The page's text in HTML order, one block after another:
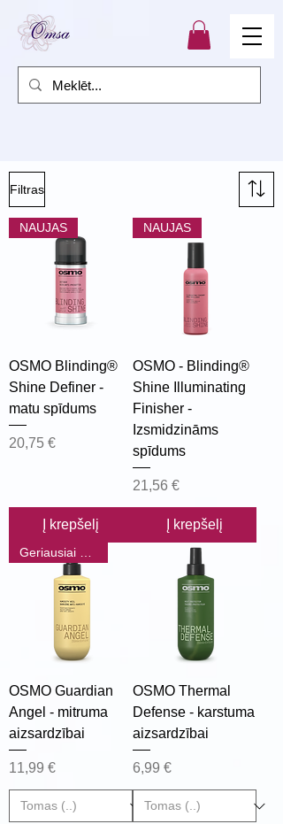
Filtras
NAUJAS
OSMO Blinding®
Shine Definer -
matu spīdums
Kaina
20,75 €
Į krepšelį
NAUJAS
OSMO - Blinding®
Shine Illuminating
Finisher -
Izsmidzināms
spīdums
Kaina
21,56 €
Į krepšelį
Geriausiai parduodamas
OSMO Guardian
Angel - mitruma
aizsardzībai
Kaina
11,99 €
OSMO Thermal
Defense - karstuma
aizsardzībai
Kaina
6,99 €